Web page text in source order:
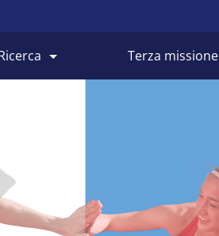
ricerca terza missione